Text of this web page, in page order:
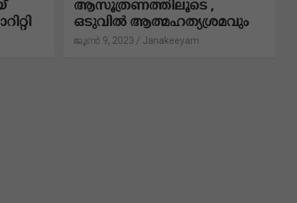
ആസൂത്രണത്തിലൂടെ ,
ഒടുവിൽ ആത്മഹത്യശ്രമവും
ജൂൺ 9, 2023 Janakeeyam